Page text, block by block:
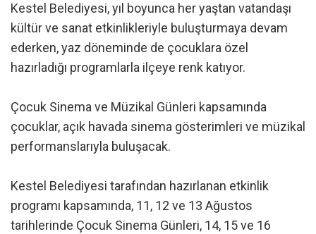
Kestel Belediyesi, yıl boyunca her yaştan vatandaşı
kültür ve sanat etkinlikleriyle buluşturmaya devam
ederken, yaz döneminde de çocuklara özel
hazırladığı programlarla ilçeye renk katıyor.
Çocuk Sinema ve Müzikal Günleri kapsamında
çocuklar, açık havada sinema gösterimleri ve müzikal
performanslarıyla buluşacak.
Kestel Belediyesi tarafından hazırlanan etkinlik
programı kapsamında, 11, 12 ve 13 Ağustos
tarihlerinde Çocuk Sinema Günleri, 14, 15 ve 16